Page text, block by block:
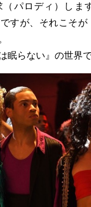
パロディ）しま
ですが、それこそ
眠らない』の世界で